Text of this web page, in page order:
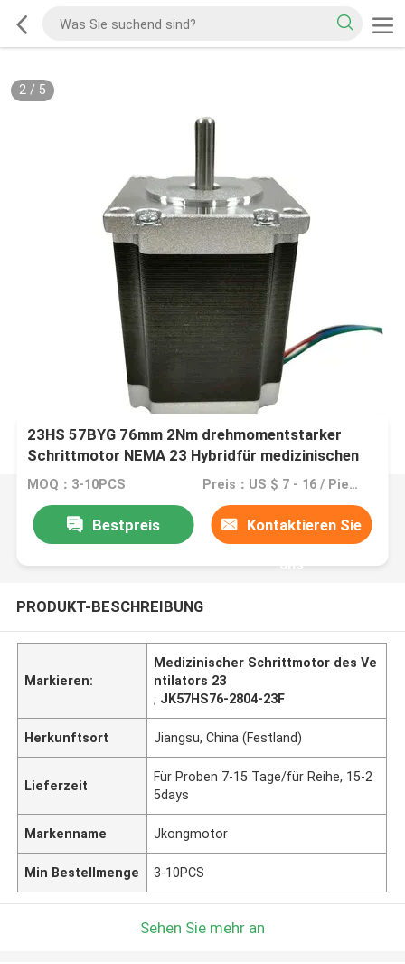
2/ 5
23HS 57BYG 76mm 2Nm drehmomentstarker
Schrittmotor NEMA 23 Hybridfür medizinischen
Ventilator
MOQ：3-10PCS Preis：US $ 7 - 16 / Pieces
Bestpreis Kontaktieren Sie
uns
PRODUKT-BESCHREIBUNG
Markieren:
Medizinischer Schrittmotor des Ve
ntilators 23
, JK57HS76-2804-23F
Herkunftsort Jiangsu, China (Festland)
Lieferzeit
Für Proben 7-15 Tage/für Reihe, 15-2
5days
Markenname Jkongmotor
Min Bestellmenge 3-10PCS
Sehen Sie mehr an